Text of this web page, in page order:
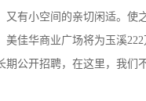
有小空间的亲切闲适。使
美佳华商业广场将为玉溪
期公开招聘，在这里，我